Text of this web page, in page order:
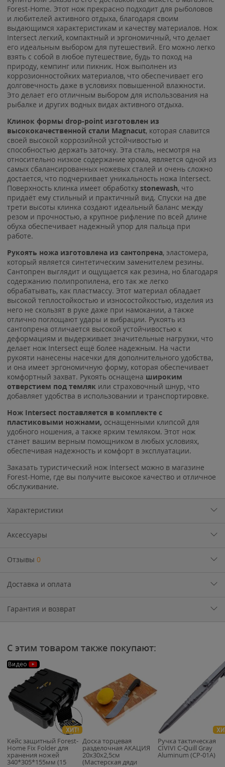
Forest-Home. Этот нож прекрасно подходит для рыболовов
и любителей активного отдыха, благодаря своим
выдающимся характеристикам и качеству материалов. Нож
Intersect легкий, компактный и эргономичный, что делает
его идеальным выбором для путешествий. Его можно легко
взять с собой в любое путешествие, будь то поход на
природу, кемпинг или пикник. Нож выполнен из
коррозионностойких материалов, что обеспечивает его
долговечность даже в условиях повышенной влажности.
Это делает его отличным выбором для использования на
рыбалке и других водных видах активного отдыха.
Клинок формы drop-point изготовлен из
высококачественной стали Magnacut, которая славится
своей высокой коррозийной устойчивостью и
способностью держать заточку. Эта сталь, несмотря на
относительно низкое содержание хрома, является одной из
самых сбалансированных ножевых сталей и очень сложно
достается, что подчеркивает уникальность ножа Intersect.
Поверхность клинка имеет обработку stonewash, что
придаёт ему стильный и практичный вид. Спуски на две
трети высоты клинка создают идеальный баланс между
резом и прочностью, а крупное рифление по всей длине
обуха обеспечивает надежный упор для пальца при
работе.
Рукоять ножа изготовлена из сантопрена, эластомера,
который является синтетическим заменителем резины.
Сантопрен выглядит и ощущается как резина, но благодаря
содержанию полипропилена, его так же легко
обрабатывать, как пластмассу. Этот материал обладает
высокой теплостойкостью и износостойкостью, изделия из
него не скользят в руке даже при намокании, а также
отлично поглощают удары и вибрации. Рукоять из
сантопрена отличается высокой устойчивостью к
деформациям и выдерживает значительные нагрузки, что
делает нож Intersect ещё более надежным. На части
рукояти нанесены насечки для дополнительного удобства,
и она имеет эргономичную форму, которая обеспечивает
комфортный захват. Рукоять оснащена широким
отверстием под темляк или страховочный шнур, что
добавляет удобства в использовании и транспортировке.
Нож Intersect поставляется в комплекте с
пластиковыми ножнами, оснащенными клипсой для
удобного ношения, а также ярким темляком. Этот нож
станет вашим верным помощником в любых условиях,
обеспечивая надежность и комфорт в эксплуатации.
Заказать туристический нож Intersect можно в магазине
Forest-Home, где вы получите высокое качество и отличное
обслуживание.
Характеристики
Аксессуары
Отзывы 0
Доставка и оплата
Гарантия и возврат
С этим товаром также покупают:
Видео
ХИТ!
Кейс защитный Forest-
Home Fix Folder для
хранения ножей
340*305*155мм (15
Доска торцевая
разделочная АКАЦИЯ
20х30х2,5см
(Мастерская дяди
Ручка тактическая
CIVIVI C-Quill Gray
Aluminum (CP-01A)